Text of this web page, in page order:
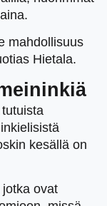
mahdollisuus
Hietala.
kesällä on
ovat